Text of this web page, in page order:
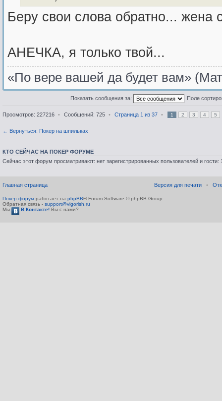
Беру свои слова обратно... жена
АНЕЧКА, я только твой...
«По вере вашей да будет вам»
Показать сообщения за: Поле
Просмотров: 227216 • Сообщений: 725 • Страница 1 из 37 • 1 2 3 4 5
← Вернуться: Покер на шпильках
КТО СЕЙЧАС НА ПОКЕР ФОРУМЕ
Сейчас этот форум просматривают: нет зарегистрированных пользователей и гости:
Главная страница •
Версия для печати
Покер форум работает на phpBB® Forum Software © phpBB Group
Обратная связь - support@vigorish.ru
Мы
В Контакте! Вы с нами?